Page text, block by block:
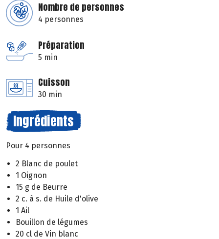
Nombre de personnes
4 personnes
Préparation
5 min
Cuisson
30 min
Ingrédients
Pour 4 personnes
2 Blanc de poulet
1 Oignon
15 g de Beurre
2 c. à s. de Huile d'olive
1 Ail
Bouillon de légumes
20 cl de Vin blanc